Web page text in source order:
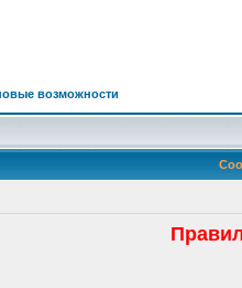
возможности